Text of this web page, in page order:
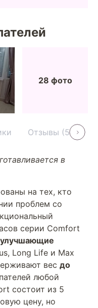
28 фото
Отзывы (55)
в
на тех, кто
проблем со
серии Comfort
улучшающие
Long Life и Max
вес до
любой
состоит из 5
цену, но